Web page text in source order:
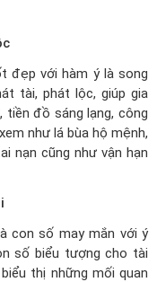
đẹp với hàm ý là song
tài, phát lộc, giúp gia
đồ sáng lạng, công
như lá bùa hộ mệnh,
nạn cũng như vận hạn
con số may mắn với ý
số biểu tượng cho tài
thị những mối quan